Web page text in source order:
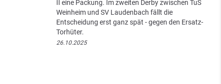
II eine Packung. Im zweiten Derby zwischen TuS
Weinheim und SV Laudenbach fällt die
Entscheidung erst ganz spät - gegen den Ersatz-
Torhüter.
26.10.2025